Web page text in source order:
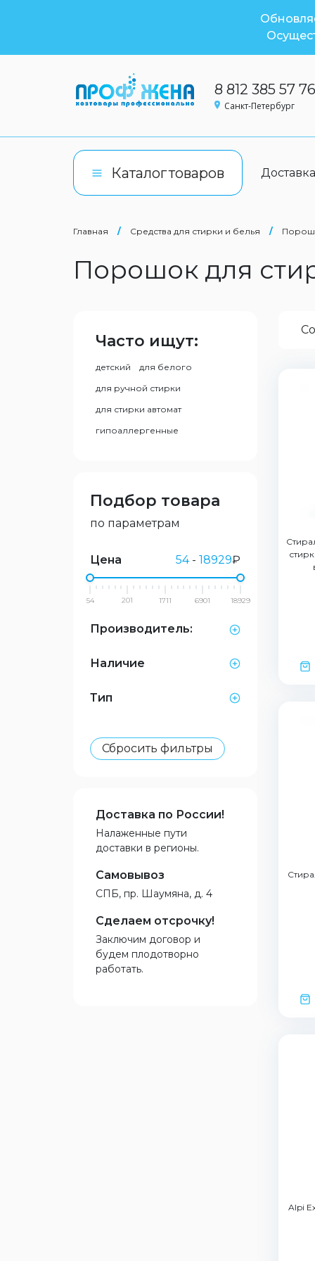
8 812 385 57 76
Санкт-Петербург
Каталогтоваров Доставка
Главная / Средства для стирки и белья /
Порошок для
Часто ищут:
детский
для белого
для ручной стирки
для стирки автомат
гипоаллергенные
Подбор товара
по параметрам
Цена 54- 18929₽
54 201 1711 6901 18929
Производитель:
Наличие
Тип
Сбросить фильтры
Доставка по России!
Налаженные пути
доставки в регионы.
Самовывоз
СПБ, пр. Шаумяна, д. 4
Сделаем отсрочку!
Заключим договор и
будем плодотворно
работать.
Alpi